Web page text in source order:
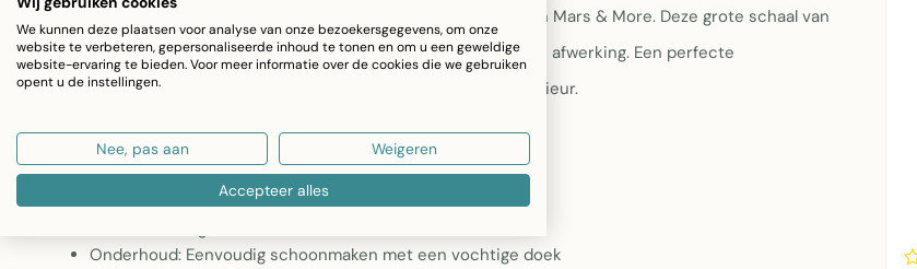
Een elegante decoratieve schaal met een mooi hertendesign van Mars & More. Deze grote schaal van
38cm is gemaakt van kwalitatief aluminium in een trendy zilveren afwerking. Een perfecte
woonaccessoire voor wie houdt van natuurinspiratie in het interieur.
Afmetingen: 38 x 28 x 20 cm
Materiaal: Aluminium
Kleur: Zilver
Onderhoud: Eenvoudig schoonmaken met een vochtige doek
We kunnen deze plaatsen voor analyse van onze bezoekersgegevens, om onze
website te verbeteren, gepersonaliseerde inhoud te tonen en om u een geweldige
website-ervaring te bieden. Voor meer informatie over de cookies die we gebruiken
opent u de instellingen.
Nee, pas aan Weigeren
Accepteer alles